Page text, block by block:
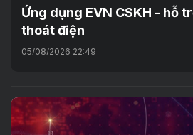
Ứng dụng EVN CSKH - hỗ
thoát điện
05/08/2026 22:49